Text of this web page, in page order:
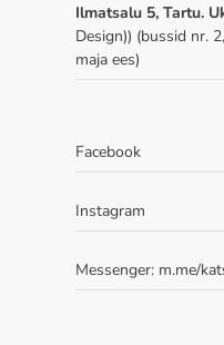
Ilmatsalu 5, Tartu.
Design)) (bussid nr.
maja ees)
Facebook
Instagram
Messenger: m.me/